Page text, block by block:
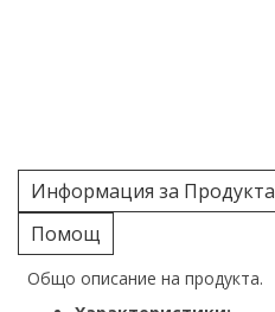
Информация за Продукта
Помощ
Общо описание на продукта.